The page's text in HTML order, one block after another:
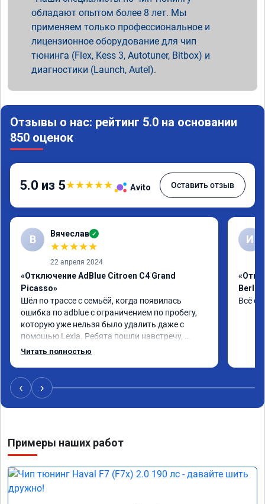
обладают опытом более 8 лет. Мы
применяем только профессиональное и
лицензионное оборудование для чип
тюнинга (Flex, Kess 3, Autotuner, Bitbox) и
диагностики (Launch, Autel).
Отзывы о нас: рейтинг 5.0 на основании
850 оценок
5.0 из 5★★★★★ Avito Оставить отзыв
В Вячеслав ✓
★★★★★
22 апреля 2024
«Отключение AdBlue Citroen C4 Grand
Picasso»
Шёл по трассе с семьёй, когда появилась
ошибка по adblue с ограничением по пробегу,
которую уже нельзя было удалить даже с
помощью Lexia. Ребята пошли навстречу,
оперативно приняли и за час отшили как
Читать полностью
И
Всё
‹ ›
Примеры наших работ